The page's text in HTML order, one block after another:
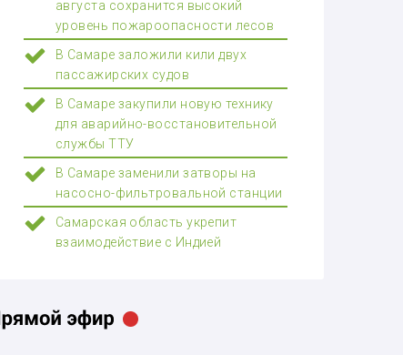
августа сохранится высокий
уровень пожароопасности лесов
В Самаре заложили кили двух
пассажирских судов
В Самаре закупили новую технику
для аварийно-восстановительной
службы ТТУ
В Самаре заменили затворы на
насосно-фильтровальной станции
Самарская область укрепит
взаимодействие с Индией